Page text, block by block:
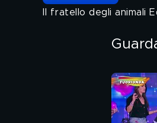
Il fratello degli animali